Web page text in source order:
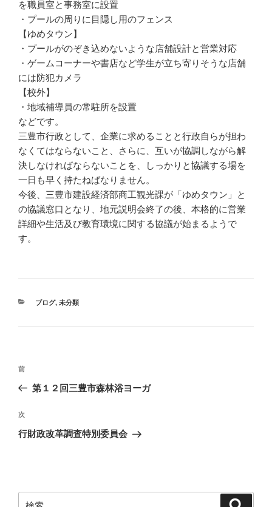
を職員室と事務室に設置
・プールの周りに目隠し用のフェンス
【ゆめタウン】
・プールがのぞき込めないような店舗設計と営業対応
・ゲームコーナーや書店など学生が立ち寄りそうな店舗
には防犯カメラ
【校外】
・地域補導員の常駐所を設置
などです。
三豊市行政として、企業に求めることと行政自らが担わ
なくてはならないこと、さらに、互いが協調しながら解
決しなければならないことを、しっかりと協議する場を
一日も早く持たねばなりません。
今後、三豊市建設経済部商工観光課が「ゆめタウン」と
の協議窓口となり、地元説明会終了の後、本格的に営業
詳細や生活及び教育環境に関する協議が始まるようで
す。
カ
ブログ, 未分類
投
ビ
ゲ
ン
過
去
投
稿
前
第１２回三豊市森林浴ヨーガ
次
の
次
行財政改革調査特別委員会
検